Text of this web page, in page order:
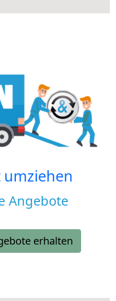
Angebote
erhalten